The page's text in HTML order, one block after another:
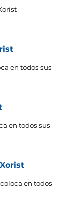
en todos sus
en todos sus
en todos